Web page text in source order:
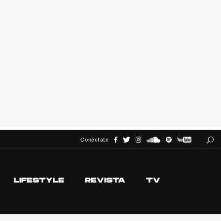
Conéctate
LIFESTYLE REVISTA TV